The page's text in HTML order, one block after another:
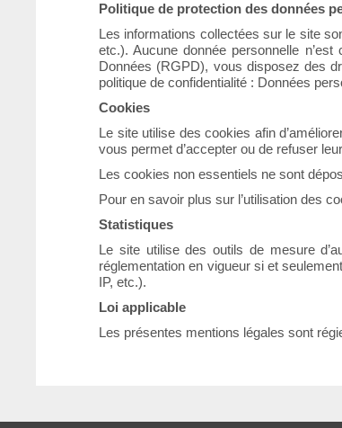
Politique de protection des données
Les informations collectées sur le site
etc.). Aucune donnée personnelle
Données (RGPD), vous disposez des
politique de confidentialité : Données
Cookies
Le site utilise des cookies afin
vous permet d’accepter ou de refuser
Les cookies non essentiels ne sont
Pour en savoir plus sur l’utilisation des
Statistiques
Le site utilise des outils de mesure
réglementation en vigueur si et
IP, etc.).
Loi applicable
Les présentes mentions légales sont